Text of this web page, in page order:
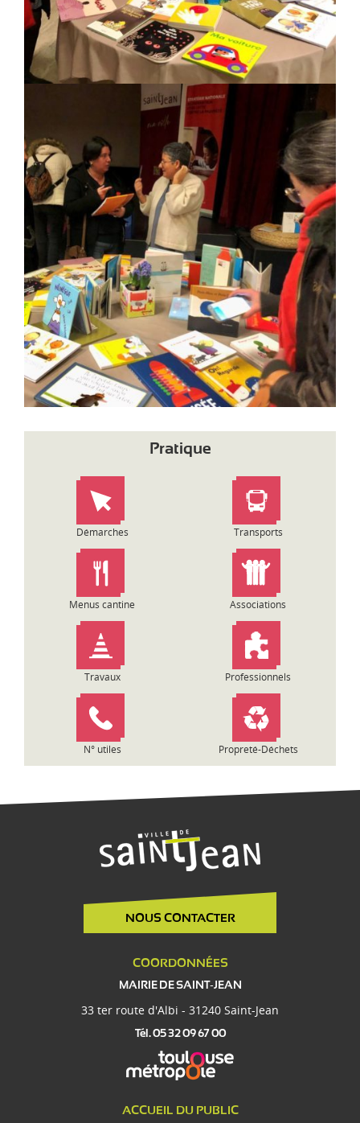
Pratique
Démarches Transports
Menus cantine Associations
Travaux Professionnels
N° utiles Propreté-Déchets
NOUS CONTACTER
COORDONNÉES
MAIRIE DE SAINT-JEAN
33 ter route d'Albi - 31240 Saint-Jean
Tél. 05 32 09 67 00
ACCUEIL DU PUBLIC